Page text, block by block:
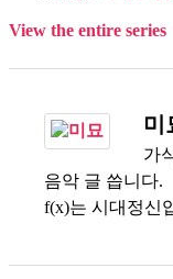
View the entire series
미
가
음악 글 씁니다.
f(x)는 시대정신